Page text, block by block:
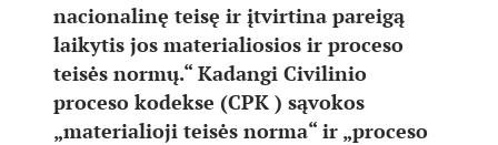
nacionalinę teisę ir įtvirtina pareigą
laikytis jos materialiosios ir proceso
teisės normų.“ Kadangi Civilinio
proceso kodekse (CPK ) sąvokos
„materialioji teisės norma“ ir „proceso